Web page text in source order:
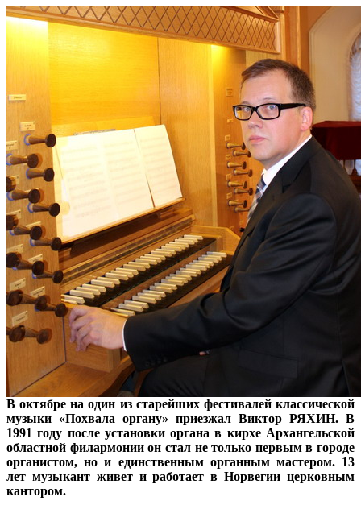
В октябре на один из старейших фестивалей классической
музыки «Похвала органу» приезжал Виктор РЯХИН. В
1991 году после установки органа в кирхе Архангельской
областной филармонии он стал не только первым в городе
органистом, но и единственным органным мастером. 13
лет музыкант живет и работает в Норвегии церковным
кантором.